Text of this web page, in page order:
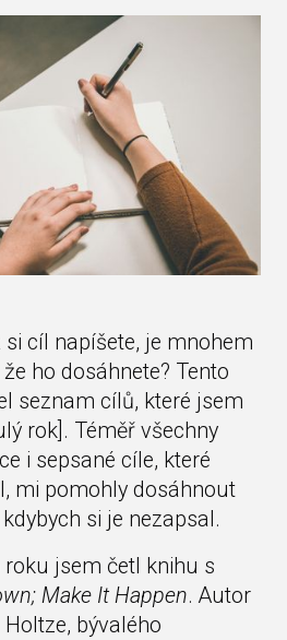
si cíl napíšete, je mnohem
ho dosáhnete? Tento
seznam cílů, které jsem
rok]. Téměř všechny
i sepsané cíle, které
mi pomohly dosáhnout
si je nezapsal.
jsem četl knihu s
Make It Happen. Autor
bývalého